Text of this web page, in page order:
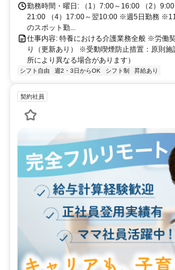
勤務時間・曜日: （1）7:00～16:00 （2）
21:00 （4）17:00～翌10:00 ※週5日勤務
のスポット勤...
仕事内容: 特養における介護業務全般 ※労働
り（更新あり） ※受動喫煙防止措置：原則施
所により異なる場合があります）
シフト自由 週2・3日からOK シフト制 昇給あり
契約社員